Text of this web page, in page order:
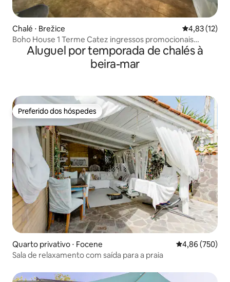
Chalé ⋅ Brežice 4,83 de uma
4,83 (12)
Boho House 1 Terme Catez ingressos promocionais
preços-camp
Aluguel por temporada de chalés à
beira-mar
Preferido dos hóspedes
Preferido dos hóspedes
Quarto privativo ⋅ Focene 4,86 de uma
4,86 (750)
Sala de relaxamento com saída para a praia